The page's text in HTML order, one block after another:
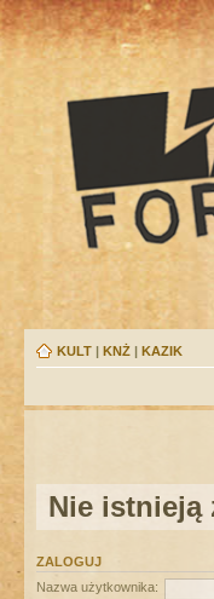
KULT | KNŻ | KAZIK
Nie istnieją
ZALOGUJ
Nazwa użytkownika: